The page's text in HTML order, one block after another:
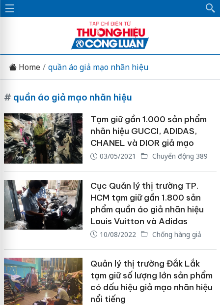
Home quần áo giả mạo nhãn hiệu
# quần áo giả mạo nhãn hiệu
Tạm giữ gần 1.000 sản phẩm
nhãn hiệu GUCCI, ADIDAS,
CHANEL và DIOR giả mạo
03/05/2021 Chuyển động 389
Cục Quản lý thị trường TP.
HCM tạm giữ gần 1.800 sản
phẩm quần áo giả nhãn hiệu
Louis Vuitton và Adidas
10/08/2022 Chống hàng giả
Quản lý thị trường Đắk Lắk
tạm giữ số lượng lớn sản phẩm
có dấu hiệu giả mạo nhãn hiệu
nổi tiếng